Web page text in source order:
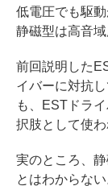
低電圧でも駆
静磁型は高音
前回説明した
イバーに対抗
も、ESTドラ
択肢として使わ
実のところ、
とはわからな